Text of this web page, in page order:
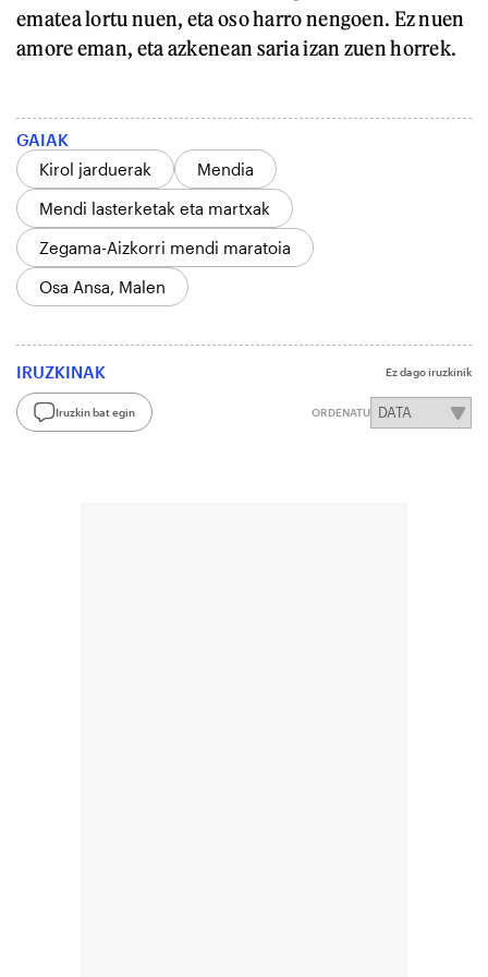
ematea lortu nuen, eta oso harro nengoen. Ez nuen
amore eman, eta azkenean saria izan zuen horrek.
GAIAK
Kirol jarduerak
Mendia
Mendi lasterketak eta martxak
Zegama-Aizkorri mendi maratoia
Osa Ansa, Malen
IRUZKINAK Ez dago iruzkinik
Iruzkin bat egin ORDENATU